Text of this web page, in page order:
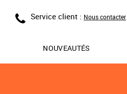
Service client : Nous contacter
NOUVEAUTÉS